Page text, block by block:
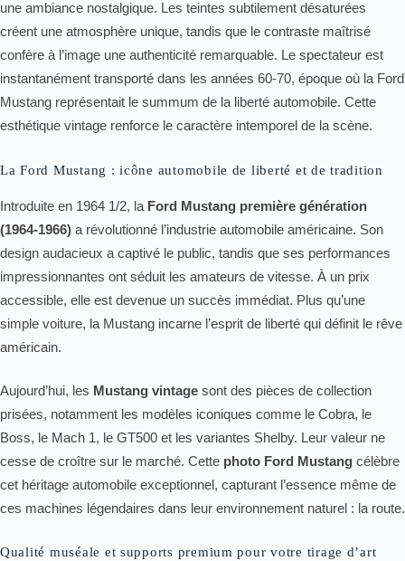
une ambiance nostalgique. Les teintes subtilement désaturées
créent une atmosphère unique, tandis que le contraste maîtrisé
confère à l’image une authenticité remarquable. Le spectateur est
instantanément transporté dans les années 60-70, époque où la Ford
Mustang représentait le summum de la liberté automobile. Cette
esthétique vintage renforce le caractère intemporel de la scène.
La Ford Mustang : icône automobile de liberté et de tradition
Introduite en 1964 1/2, la Ford Mustang première génération
(1964-1966) a révolutionné l’industrie automobile américaine. Son
design audacieux a captivé le public, tandis que ses performances
impressionnantes ont séduit les amateurs de vitesse. À un prix
accessible, elle est devenue un succès immédiat. Plus qu’une
simple voiture, la Mustang incarne l’esprit de liberté qui définit le rêve
américain.
Aujourd’hui, les Mustang vintage sont des pièces de collection
prisées, notamment les modèles iconiques comme le Cobra, le
Boss, le Mach 1, le GT500 et les variantes Shelby. Leur valeur ne
cesse de croître sur le marché. Cette photo Ford Mustang célèbre
cet héritage automobile exceptionnel, capturant l’essence même de
ces machines légendaires dans leur environnement naturel : la route.
Qualité muséale et supports premium pour votre tirage d’art